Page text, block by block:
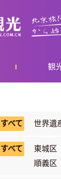
観
すべて 世界遺
すべて 東城区
順義区